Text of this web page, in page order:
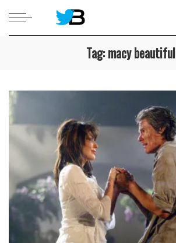
Tag:macy beautiful